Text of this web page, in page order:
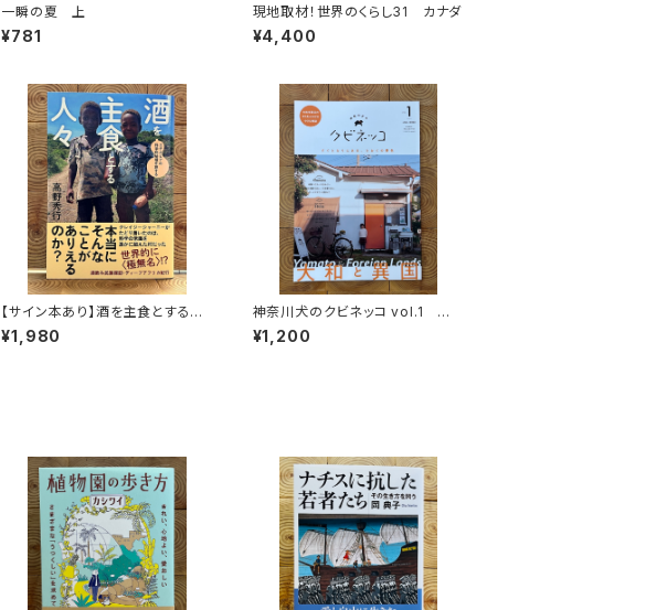
一瞬の夏 上
¥781
現地取材！世界のくらし31 カナダ
¥4,400
【サイン本あり】酒を主食とする
人々 エチオピアの科学的秘境を
旅する
¥1,980
神奈川犬のクビネッコ vol.1 特
集：大和と異国
¥1,200